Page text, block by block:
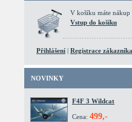
V košíku máte nákup
Vstup do košíku
Přihlášení | Registrace zákazníka
NOVINKY
F4F 3 Wildcat
Cena: 499,-